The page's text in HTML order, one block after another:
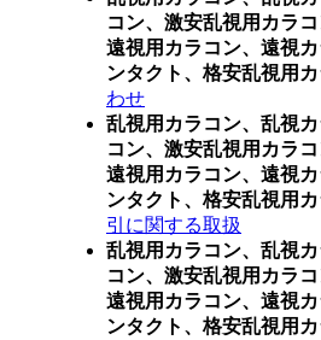
コン、激安乱視用カラ
遠視用カラコン、遠視
ンタクト、格安乱視用
わせ
乱視用カラコン、乱視
コン、激安乱視用カラ
遠視用カラコン、遠視
ンタクト、格安乱視用
引に関する取扱
乱視用カラコン、乱視
コン、激安乱視用カラ
遠視用カラコン、遠視
ンタクト、格安乱視用